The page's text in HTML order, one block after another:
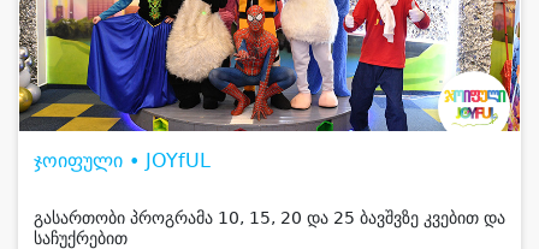
ჯოიფული • JOYfUL
გასართობი პროგრამა 10, 15, 20 და 25 ბავშვზე კვებით და
საჩუქრებით